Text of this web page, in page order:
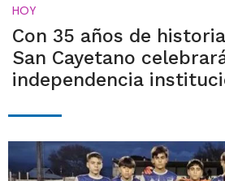
HOY
Con 35 años de
San Cayetano
independencia